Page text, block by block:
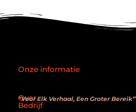
Over
Bedrijf
“Voor Elk Verhaal, Een Groter Bereik”
Onze informatie